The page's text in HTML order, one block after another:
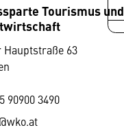
Tourismus und
Hauptstraße 63
90900 3490